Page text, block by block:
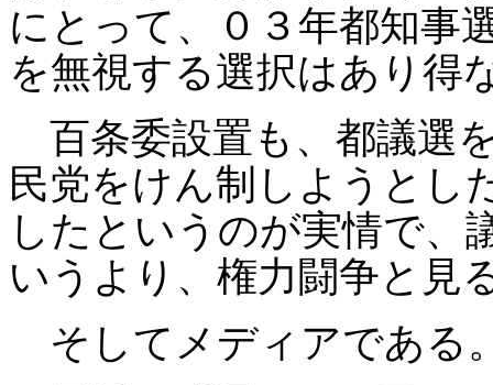
にとって、０３年都知事
を無視する選択はあり得
百条委設置も、都議選
民党をけん制しようとし
したというのが実情で、
いうより、権力闘争と見
そしてメディアである